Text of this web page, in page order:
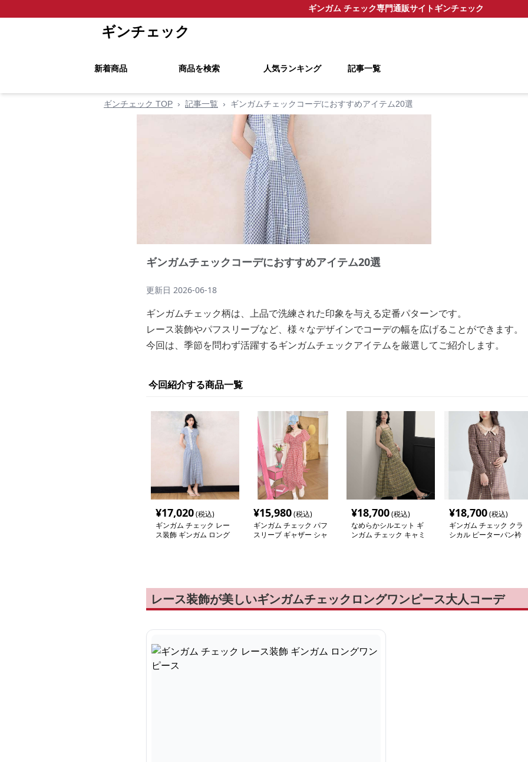
ギンガム チェック専門通販サイトギンチェック
ギンチェック
新着商品 商品を検索 人気ランキング 記事一覧
ギンチェック TOP › 記事一覧 › ギンガムチェックコーデにおすすめアイテム20選
ギンガムチェックコーデにおすすめアイテム20選
更新日 2026-06-18
ギンガムチェック柄は、上品で洗練された印象を与える定番パターンです。
レース装飾やパフスリーブなど、様々なデザインでコーデの幅を広げることができます。
今回は、季節を問わず活躍するギンガムチェックアイテムを厳選してご紹介します。
今回紹介する商品一覧
¥17,020(税込)
ギンガム チェック レー
ス装飾 ギンガム ロング
¥15,980(税込)
ギンガム チェック パフ
スリーブ ギャザー シャ
¥18,700(税込)
なめらかシルエット ギ
ンガム チェック キャミ
¥18,700(税込)
ギンガム チェック クラ
シカル ピーターパン衿
レース装飾が美しいギンガムチェックロングワンピース大人コーデ